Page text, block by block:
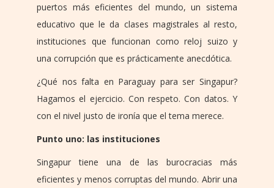
puertos más eficientes del mundo, un sistema
educativo que le da clases magistrales al resto,
instituciones que funcionan como reloj suizo y
una corrupción que es prácticamente anecdótica.
¿Qué nos falta en Paraguay para ser Singapur?
Hagamos el ejercicio. Con respeto. Con datos. Y
con el nivel justo de ironía que el tema merece.
Punto uno: las instituciones
Singapur tiene una de las burocracias más
eficientes y menos corruptas del mundo. Abrir una